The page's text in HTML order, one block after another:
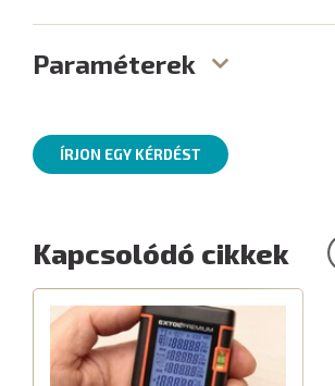
Paraméterek
ÍRJON EGY KÉRDÉST
Kapcsolódó cikkek